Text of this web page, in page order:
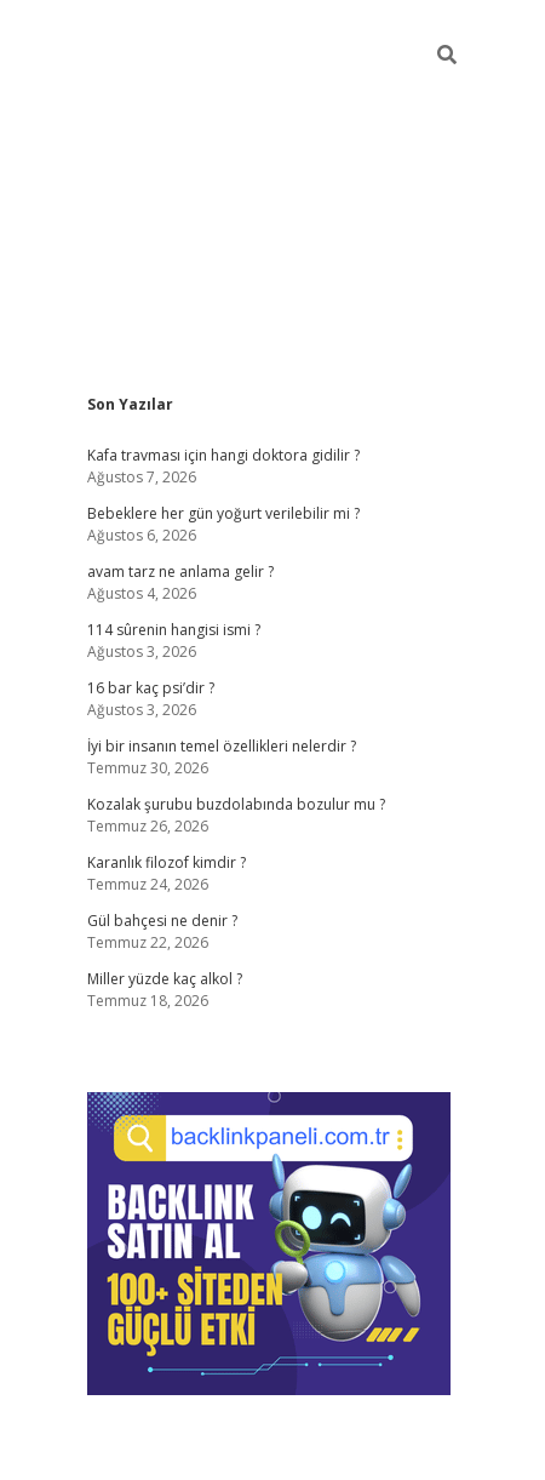
Sidebar
Son Yazılar
Kafa travması için hangi doktora gidilir ?
Ağustos 7, 2026
Bebeklere her gün yoğurt verilebilir mi ?
Ağustos 6, 2026
avam tarz ne anlama gelir ?
Ağustos 4, 2026
114 sûrenin hangisi ismi ?
Ağustos 3, 2026
16 bar kaç psi’dir ?
Ağustos 3, 2026
İyi bir insanın temel özellikleri nelerdir ?
Temmuz 30, 2026
Kozalak şurubu buzdolabında bozulur mu ?
Temmuz 26, 2026
Karanlık filozof kimdir ?
Temmuz 24, 2026
Gül bahçesi ne denir ?
Temmuz 22, 2026
Miller yüzde kaç alkol ?
Temmuz 18, 2026